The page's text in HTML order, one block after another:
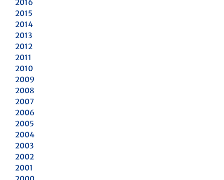
2016
2015
2014
2013
2012
2011
2010
2009
2008
2007
2006
2005
2004
2003
2002
2001